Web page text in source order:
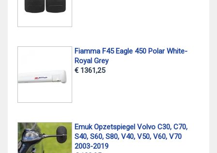
Fiamma F45 Eagle 450 Polar White-
Royal Grey
€ 1361,25
Emuk Opzetspiegel Volvo C30, C70,
S40, S60, S80, V40, V50, V60, V70
2003-2019